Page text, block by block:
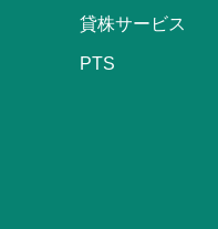
貸株サービス
PTS